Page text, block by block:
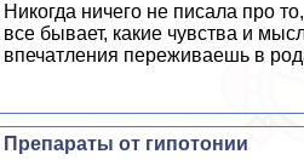
Никогда ничего не писала про
все бывает, какие чувства и
впечатления переживаешь в
Препараты от гипотонии